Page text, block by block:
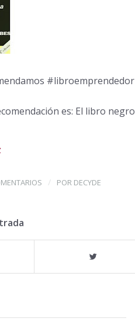
#libroemprendedor
es: El libro
/ POR DECYDE